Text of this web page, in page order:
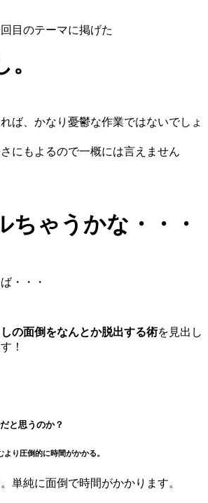
目のテーマに掲げた
ば、かなり憂鬱な作業ではないでしょ
にもよるので一概には言えません
ちゃうかな・・・
・・・
の面倒をなんとか脱出する術を見出し
！
と思うのか？
り圧倒的に時間がかかる。
単純に面倒で時間がかかります。